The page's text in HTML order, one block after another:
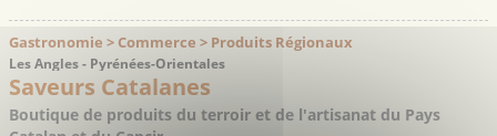
Gastronomie > Commerce > Produits Régionaux
Les Angles - Pyrénées-Orientales
Saveurs Catalanes
Boutique de produits du terroir et de l'artisanat du Pays